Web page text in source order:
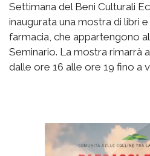
Settimana del Beni Culturali
inaugurata una mostra di libri
farmacia, che appartengono
Seminario. La mostra rimarrà
dalle ore 16 alle ore 19 fino a